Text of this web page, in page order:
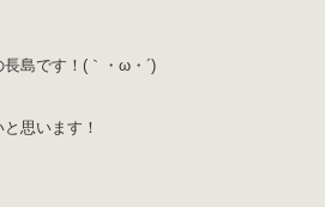
島です！(｀・ω・´)
思います！